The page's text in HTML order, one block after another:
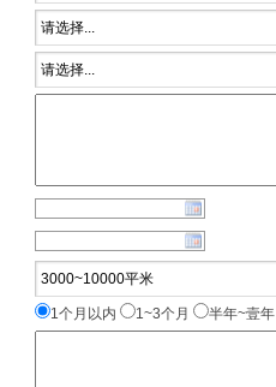
1个月以内 1~3个月 半年~壹